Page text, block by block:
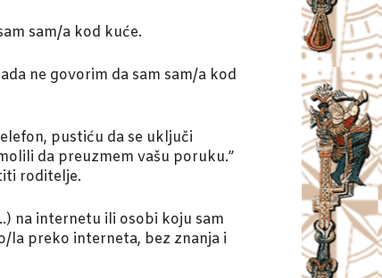
sam/a kod kuće.
ne govorim da sam sam/a kod
pustiću da se uključi
da preuzmem vašu poruku.”
roditelje.
na internetu ili osobi koju sam
la preko interneta, bez znanja i